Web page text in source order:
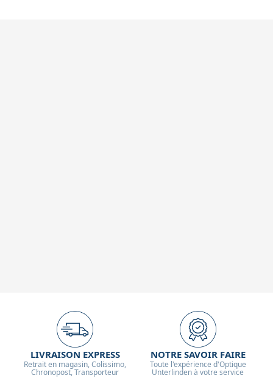
LIVRAISON EXPRESS
Retrait en magasin, Colissimo,
Chronopost, Transporteur
NOTRE SAVOIR FAIRE
Toute l'expérience d'Optique
Unterlinden à votre service